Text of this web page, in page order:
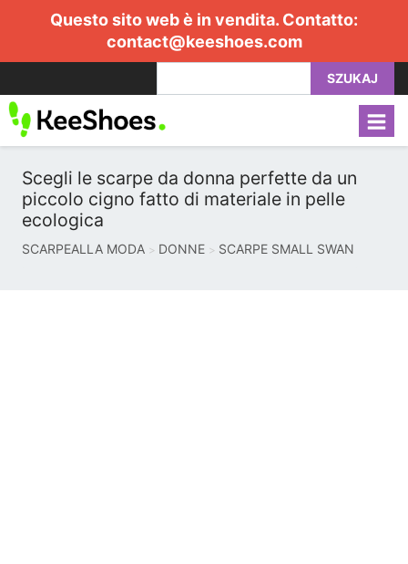
Questo sito web è in vendita. Contatto:
contact@keeshoes.com
SZUKAJ
Scegli le scarpe da donna perfette da un
piccolo cigno fatto di materiale in pelle
ecologica
SCARPEALLA MODA DONNE SCARPE SMALL SWAN